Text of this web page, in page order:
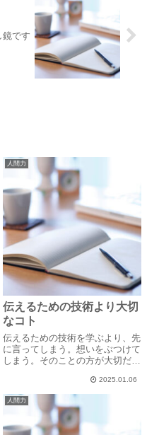
鏡です
人間力
伝えるための技術より大切
なコト
伝えるための技術を学ぶより、先
に言ってしまう。想いをぶつけて
しまう。そのことの方が大切だ。
幸夫さんの言葉です。「自分は口
下手だから」と言葉をしまってし
まう。「相手に届く伝え方をしよ
う」とスキルに気が散り、本当
に...
2025.01.06
人間力